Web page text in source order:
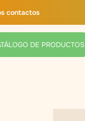
contactos
DE PRODUCTOS